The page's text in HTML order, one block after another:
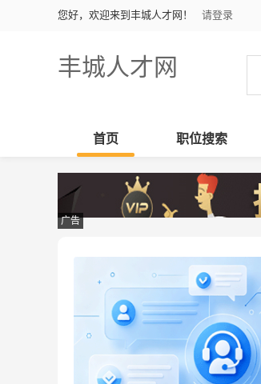
您好，欢迎来到丰城人才网！ 请登录
丰城人才网
首页 职位搜索
广告